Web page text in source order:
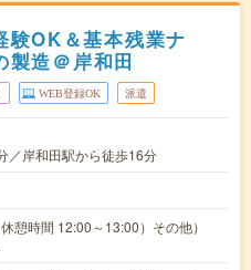
験OK＆基本残業ナ
製造＠岸和田
WEB登録OK 派遣
／岸和田駅から徒歩16分
憩時間 12:00～13:00）その他）